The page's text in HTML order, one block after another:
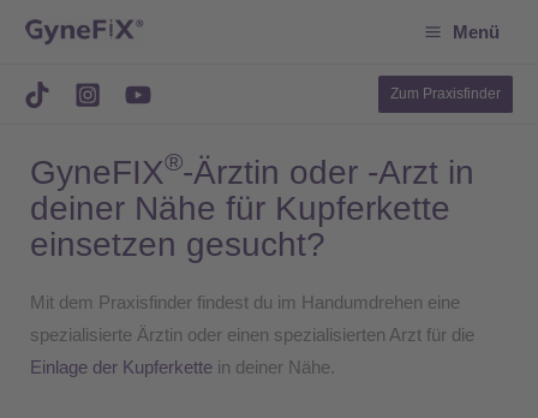
springen
Menü
Zum Praxisfinder
GyneFIX®-Ärztin oder -Arzt in
deiner Nähe für Kupferkette
einsetzen gesucht?
Mit dem Praxisfinder findest du im Handumdrehen eine
spezialisierte Ärztin oder einen spezialisierten Arzt für die
Einlage der Kupferkette in deiner Nähe.